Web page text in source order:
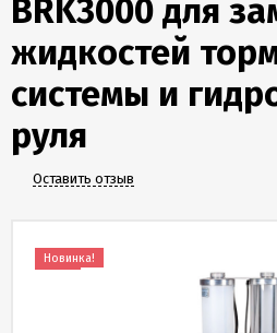
Скидки
бонусы
конфиденциальности
BRK3000 для
жидкостей
системы и
руля
Оставить отзыв
Новинка!